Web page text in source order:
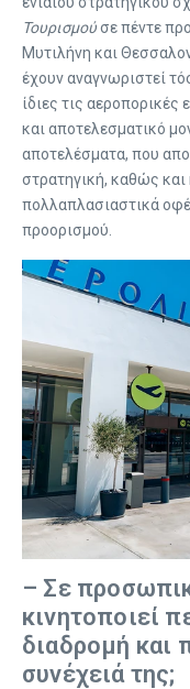
Τουρισμούσε πέντε
Μυτιλήνη και
έχουν αναγνωριστεί
ίδιες τις αεροπορικές
και αποτελεσματικό
αποτελέσματα, που
στρατηγική, καθώς και
πολλαπλασιαστικά
προορισμού.
– Σε
κινητοποιεί
διαδρομή και
συνέχειά της;